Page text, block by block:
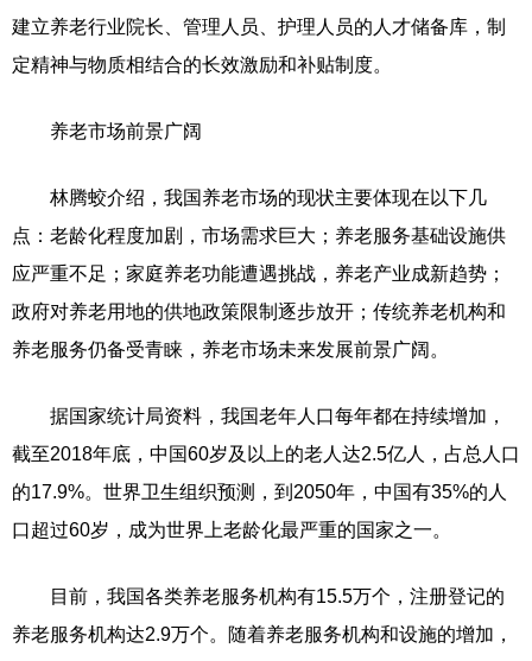
建立养老行业院长、管理人员、护理人员的人才储备库，制
定精神与物质相结合的长效激励和补贴制度。
养老市场前景广阔
林腾蛟介绍，我国养老市场的现状主要体现在以下几
点：老龄化程度加剧，市场需求巨大；养老服务基础设施供
应严重不足；家庭养老功能遭遇挑战，养老产业成新趋势；
政府对养老用地的供地政策限制逐步放开；传统养老机构和
养老服务仍备受青睐，养老市场未来发展前景广阔。
据国家统计局资料，我国老年人口每年都在持续增加，
截至2018年底，中国60岁及以上的老人达2.5亿人，占总人口
的17.9%。世界卫生组织预测，到2050年，中国有35%的人
口超过60岁，成为世界上老龄化最严重的国家之一。
目前，我国各类养老服务机构有15.5万个，注册登记的
养老服务机构达2.9万个。随着养老服务机构和设施的增加，